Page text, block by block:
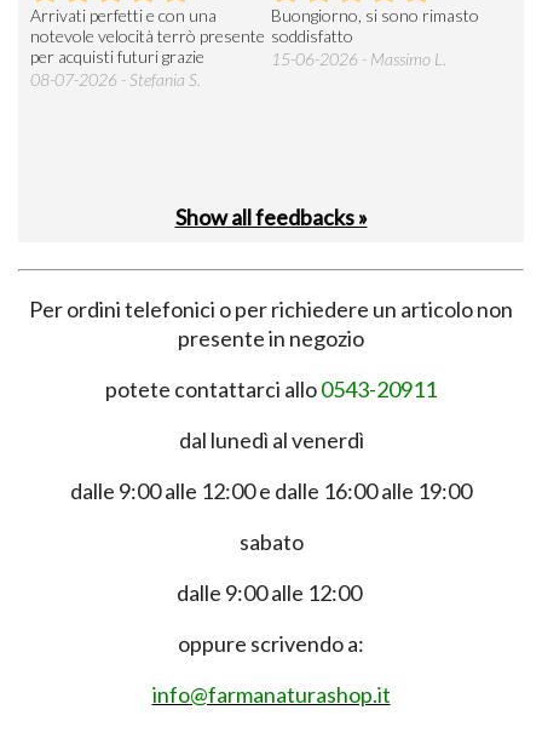
Arrivati perfetti e con una
notevole velocità terrò presente
per acquisti futuri grazie
08-07-2026 - Stefania S.
Buongiorno, si sono rimasto
soddisfatto
15-06-2026 - Massimo L.
Show all feedbacks »
Per ordini telefonici o per richiedere un articolo non
presente in negozio
potete contattarci allo0543-20911
dal lunedì al venerdì
dalle 9:00 alle 12:00 e dalle 16:00 alle 19:00
sabato
dalle 9:00 alle 12:00
oppure scrivendo a:
info@farmanaturashop.it